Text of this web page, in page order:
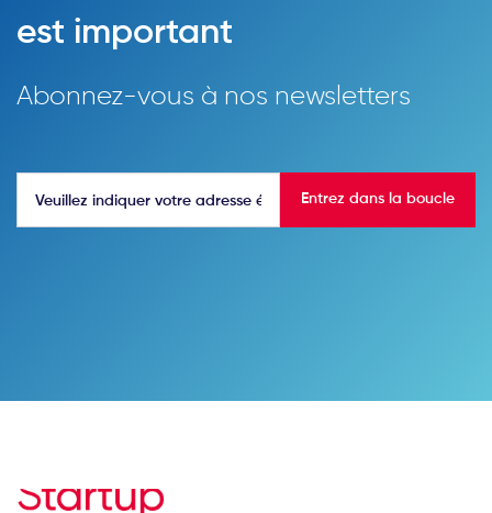
est important
Abonnez-vous à nos newsletters